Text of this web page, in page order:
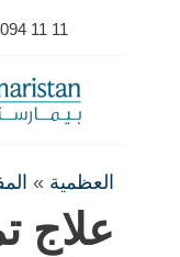
11 11
العظمية »
علاج